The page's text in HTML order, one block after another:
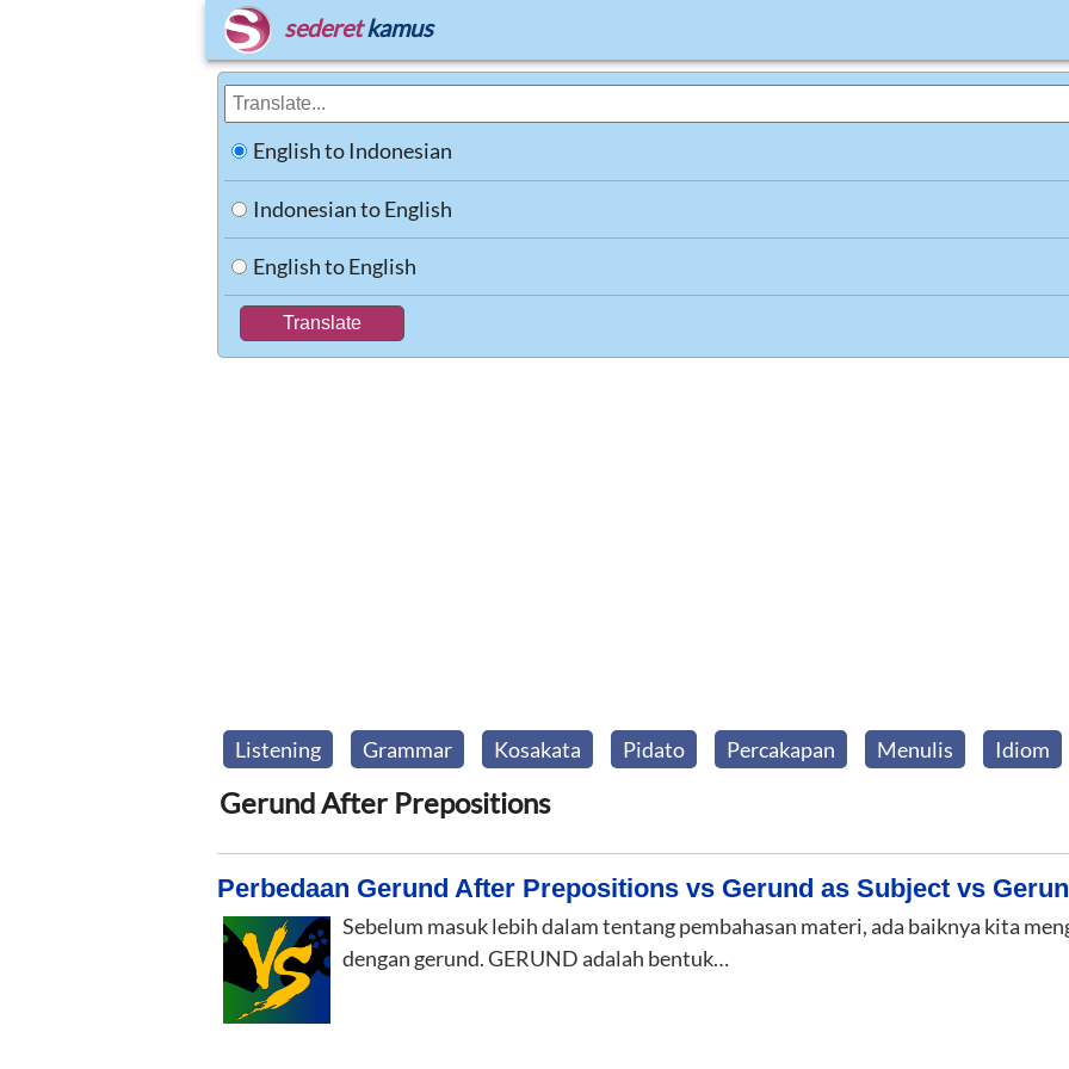
sederet kamus
English to Indonesian
Indonesian to English
English to English
Listening Grammar Kosakata Pidato Percakapan Menulis Idiom
Gerund After Prepositions
Perbedaan Gerund After Prepositions vs Gerund as Subject vs
Sebelum masuk lebih dalam tentang pembahasan materi, ada baiknya kita
dengan gerund. GERUND adalah bentuk…